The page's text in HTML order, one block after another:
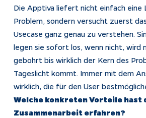
Die Apptiva liefert nicht einfach eine
Problem, sondern versucht zuerst
Usecase ganz genau zu verstehen.
legen sie sofort los, wenn nicht, wird
gebohrt bis wirklich der Kern des
Tageslicht kommt. Immer mit dem
wirklich, die für den User
Welche konkreten Vorteile hast
Zusammenarbeit erfahren?